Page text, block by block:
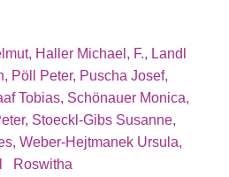
Haller Michael, F., Landl
Pöll Peter, Puscha Josef,
Tobias, Schönauer Monica,
Stoeckl-Gibs Susanne,
Weber-Hejtmanek Ursula,
Roswitha